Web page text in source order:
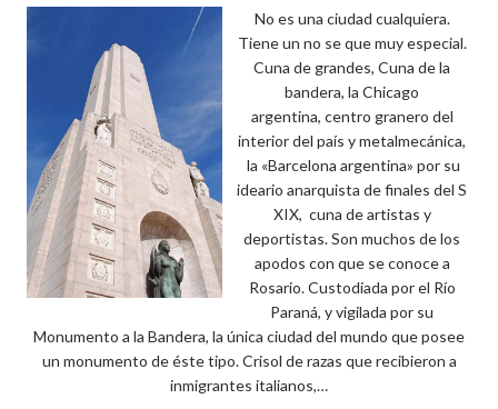
No es una ciudad cualquiera.
Tiene un no se que muy especial.
Cuna de grandes, Cuna de la
bandera, la Chicago
argentina, centro granero del
interior del país y metalmecánica,
la «Barcelona argentina» por su
ideario anarquista de finales del S
XIX, cuna de artistas y
deportistas. Son muchos de los
apodos con que se conoce a
Rosario. Custodiada por el Río
Paraná, y vigilada por su
Monumento a la Bandera, la única ciudad del mundo que posee
un monumento de éste tipo. Crisol de razas que recibieron a
inmigrantes italianos,…